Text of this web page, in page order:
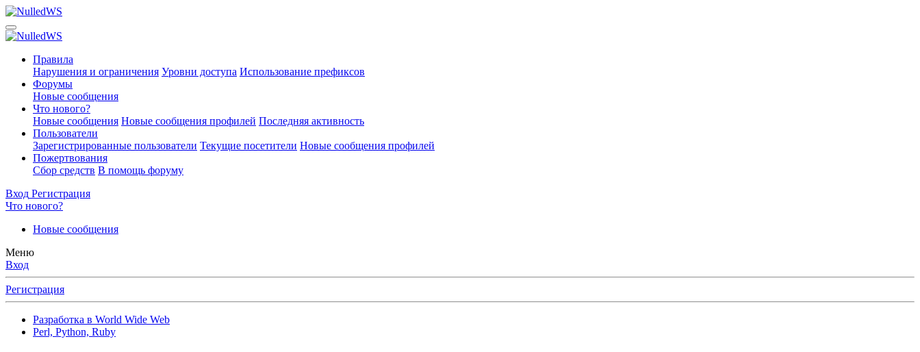
Правила
Нарушения и ограничения Уровни доступа Использование префиксов
Форумы
Новые сообщения
Что нового?
Новые сообщения Новые сообщения профилей Последняя активность
Пользователи
Зарегистрированные пользователи Текущие посетители Новые сообщения профилей
Пожертвования
Сбор средств В помощь форуму
Вход Регистрация
Что нового?
Новые сообщения
Меню
Вход
Регистрация
Разработка в World Wide Web
Perl, Python, Ruby